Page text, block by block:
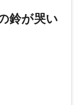
鈴が哭い